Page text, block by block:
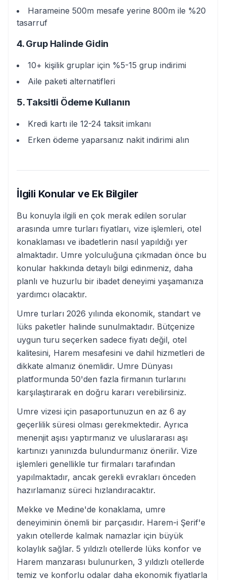
Harameine 500m mesafe yerine 800m ile %20
tasarruf
4. Grup Halinde Gidin
10+ kişilik gruplar için %5-15 grup indirimi
Aile paketi alternatifleri
5. Taksitli Ödeme Kullanın
Kredi kartı ile 12-24 taksit imkanı
Erken ödeme yaparsanız nakit indirimi alın
İlgili Konular ve Ek Bilgiler
Bu konuyla ilgili en çok merak edilen sorular
arasında umre turları fiyatları, vize işlemleri, otel
konaklaması ve ibadetlerin nasıl yapıldığı yer
almaktadır. Umre yolculuğuna çıkmadan önce bu
konular hakkında detaylı bilgi edinmeniz, daha
planlı ve huzurlu bir ibadet deneyimi yaşamanıza
yardımcı olacaktır.
Umre turları 2026 yılında ekonomik, standart ve
lüks paketler halinde sunulmaktadır. Bütçenize
uygun turu seçerken sadece fiyatı değil, otel
kalitesini, Harem mesafesini ve dahil hizmetleri de
dikkate almanız önemlidir. Umre Dünyası
platformunda 50'den fazla firmanın turlarını
karşılaştırarak en doğru kararı verebilirsiniz.
Umre vizesi için pasaportunuzun en az 6 ay
geçerlilik süresi olması gerekmektedir. Ayrıca
menenjit aşısı yaptırmanız ve uluslararası aşı
kartınızı yanınızda bulundurmanız önerilir. Vize
işlemleri genellikle tur firmaları tarafından
yapılmaktadır, ancak gerekli evrakları önceden
hazırlamanız süreci hızlandıracaktır.
Mekke ve Medine'de konaklama, umre
deneyiminin önemli bir parçasıdır. Harem-i Şerif'e
yakın otellerde kalmak namazlar için büyük
kolaylık sağlar. 5 yıldızlı otellerde lüks konfor ve
Harem manzarası bulunurken, 3 yıldızlı otellerde
temiz ve konforlu odalar daha ekonomik fiyatlarla